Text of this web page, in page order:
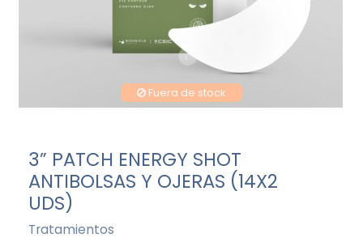
Fuera de stock
3” PATCH ENERGY SHOT
ANTIBOLSAS Y OJERAS (14X2
UDS)
Tratamientos